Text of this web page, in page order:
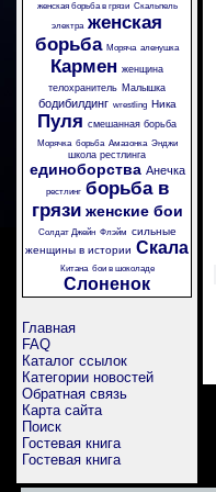
женская борьба в грязи Скальпель
электра женская
борьба Моряча аленушка
Кармен женщина
телохранитель Малышка
бодибилдинг wrestling Ника
Пуля смешанная борьба
Морячка борьба Амазонка Энджи
школа рестлинга
единоборства Анечка
рестлинг борьба в
грязи женские бои
Солдат Джейн Флэйм сильные
женщины в истории Скала
Китана бои в шоколаде
Слоненок
Главная
FAQ
Каталог ссылок
Категории новостей
Обратная связь
Карта сайта
Поиск
Гостевая книга
Гостевая книга